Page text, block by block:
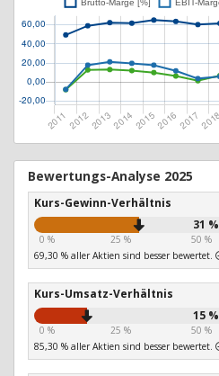
Bewertungs-Analyse 2025
Kurs-Gewinn-Verhältnis
31 %
0 % 25 % 50 %
69,30 % aller Aktien sind besser bewertet.
Kurs-Umsatz-Verhältnis
15 %
0 % 25 % 50 %
85,30 % aller Aktien sind besser bewertet.